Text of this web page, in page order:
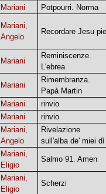
Mariani
Potpourri. Norma
Mariani,
Angelo
Recordare Jesu pie
Mariani
Reminiscenze.
L'ebrea
Mariani
Rimembranza.
Papà Martin
Mariani
rinvio
Mariani
rinvio
Mariani,
Angelo
Rivelazione
sull'alba de' miei dì
Mariani,
Eligio
Salmo 91. Amen
Mariani,
Eligio
Scherzi